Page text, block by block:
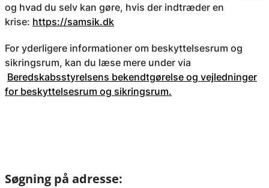
og hvad du selv kan gøre, hvis der indtræder en
krise: https://samsik.dk
For yderligere informationer om beskyttelsesrum og
sikringsrum, kan du læse mere under via
Beredskabsstyrelsens bekendtgørelse og vejledninger
for beskyttelsesrum og sikringsrum.
Søgning på adresse: